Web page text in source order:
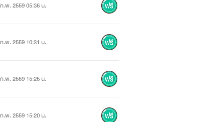
.พ. 2559 05:36 น.
.พ. 2559 10:31 น.
.พ. 2559 15:25 น.
.พ. 2559 15:20 น.